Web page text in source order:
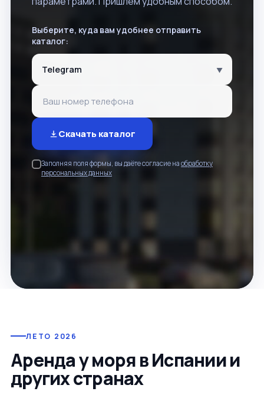
Выберите, куда вам удобнее отправить
каталог:
▼
Скачать каталог
Заполняя поля формы, вы даёте согласие на обработку
персональных данных
ЛЕТО 2026
Аренда у моря в Испании и
других странах